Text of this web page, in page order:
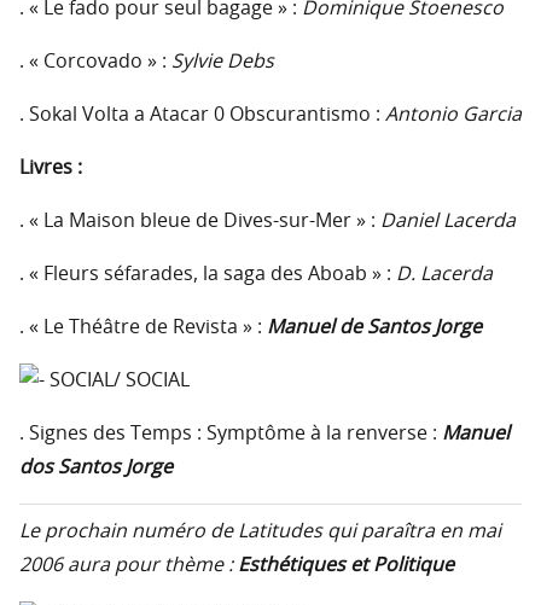
. « Le fado pour seul bagage » : Dominique Stoenesco
. « Corcovado » : Sylvie Debs
. Sokal Volta a Atacar 0 Obscurantismo : Antonio Garcia
Livres :
. « La Maison bleue de Dives-sur-Mer » : Daniel Lacerda
. « Fleurs séfarades, la saga des Aboab » : D. Lacerda
. « Le Théâtre de Revista » : Manuel de Santos Jorge
SOCIAL/ SOCIAL
. Signes des Temps : Symptôme à la renverse : Manuel
dos Santos Jorge
Le prochain numéro de Latitudes qui paraîtra en mai
2006 aura pour thème : Esthétiques et Politique